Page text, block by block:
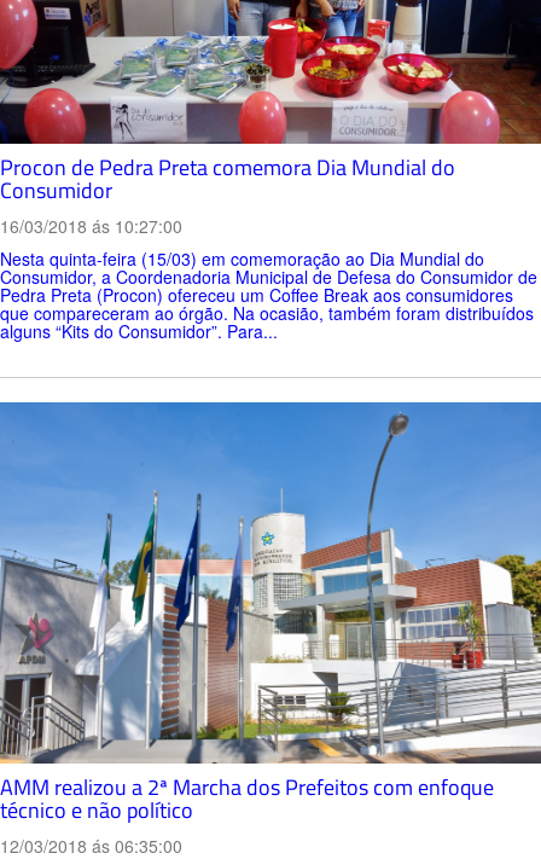
Procon de Pedra Preta comemora Dia Mundial do
Consumidor
16/03/2018 ás 10:27:00
Nesta quinta-feira (15/03) em comemoração ao Dia Mundial do
Consumidor, a Coordenadoria Municipal de Defesa do Consumidor de
Pedra Preta (Procon) ofereceu um Coffee Break aos consumidores
que compareceram ao órgão. Na ocasião, também foram distribuídos
alguns “Kits do Consumidor”. Para...
AMM realizou a 2ª Marcha dos Prefeitos com enfoque
técnico e não político
12/03/2018 ás 06:35:00